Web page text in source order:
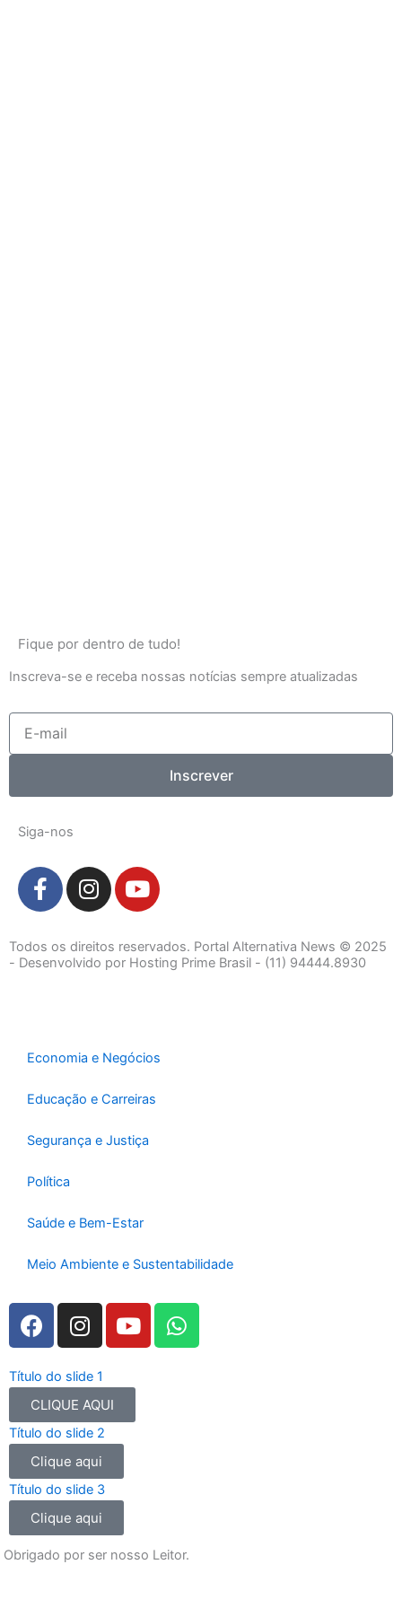
Fique por dentro de tudo!
Inscreva-se e receba nossas notícias sempre atualizadas
mail
Inscrever
Siga-nos
F
a
e
b
-
I
n
t
a
m
Y
o
t
u
Todos os direitos reservados. Portal Alternativa News © 2025
- Desenvolvido por Hosting Prime Brasil - (11) 94444.8930
Economia e Negócios
Educação e Carreiras
Segurança e Justiça
Política
Saúde e Bem-Estar
Meio Ambiente e Sustentabilidade
F
a
e
b
o
o
k
I
n
t
a
g
r
a
m
Y
o
t
b
W
h
Título do slide 1
CLIQUE AQUI
Título do slide 2
Clique aqui
Título do slide 3
Clique aqui
Obrigado por ser nosso Leitor.